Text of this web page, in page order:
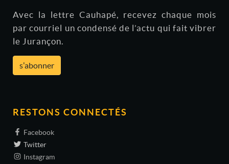
Avec la lettre Cauhapé, recevez chaque mois
par courriel un condensé de l’actu qui fait vibrer
le Jurançon.
s'abonner
RESTONS CONNECTÉS
Facebook
Twitter
Instagram